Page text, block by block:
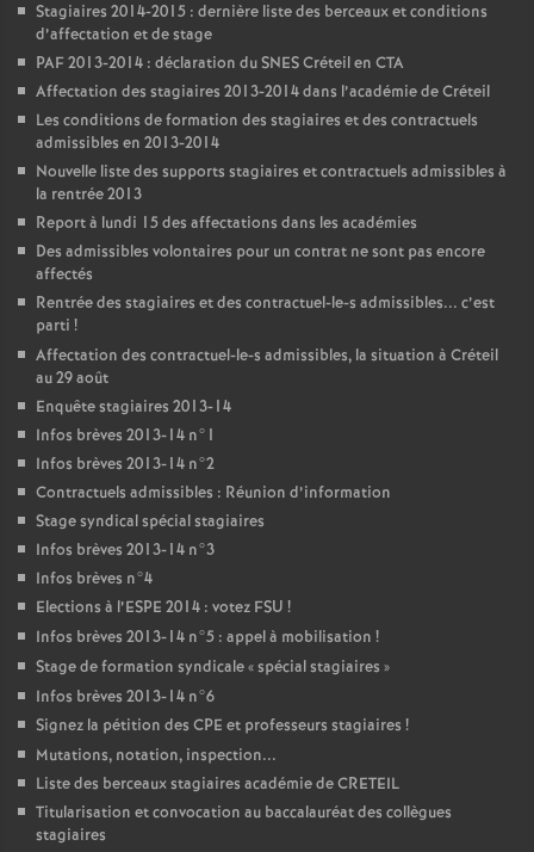
Stagiaires 2014-2015 : dernière liste des berceaux et conditions
d’affectation et de stage
PAF2013-2014 : déclaration duSNESCréteil en CTA
Affectation des stagiaires 2013-2014 dans l’académie de Créteil
Les conditions de formation des stagiaires et des contractuels
admissibles en 2013-2014
Nouvelle liste des supports stagiaires et contractuels admissibles à
la rentrée 2013
Report à lundi 15 des affectations dans les académies
Des admissibles volontaires pour un contrat ne sont pas encore
affectés
Rentrée des stagiaires et des contractuel-le-s admissibles... c’est
parti !
Affectation des contractuel-le-s admissibles, la situation à Créteil
au 29 août
Enquête stagiaires 2013-14
Infos brèves 2013-14 n°1
Infos brèves 2013-14 n°2
Contractuels admissibles : Réunion d’information
Stage syndical spécial stagiaires
Infos brèves 2013-14 n°3
Infos brèves n°4
Elections à l’ESPE 2014 : votez FSU !
Infos brèves 2013-14 n°5 : appel à mobilisation !
Stage de formation syndicale «spécial stagiaires »
Infos brèves 2013-14 n°6
Signez la pétition des CPE et professeurs stagiaires !
Mutations, notation, inspection...
Liste des berceaux stagiaires académie deCRETEIL
Titularisation et convocation au baccalauréat des collègues
stagiaires